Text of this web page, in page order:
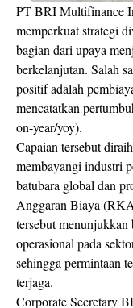
PT BRI Multifinance
memperkuat strategi
bagian dari upaya
berkelanjutan. Salah
positif adalah
mencatatkan
on-year/yoy).
Capaian tersebut
membayangi industri
batubara global dan
Anggaran Biaya
tersebut menunjukkan
operasional pada
sehingga permintaan
terjaga.
Corporate Secretary